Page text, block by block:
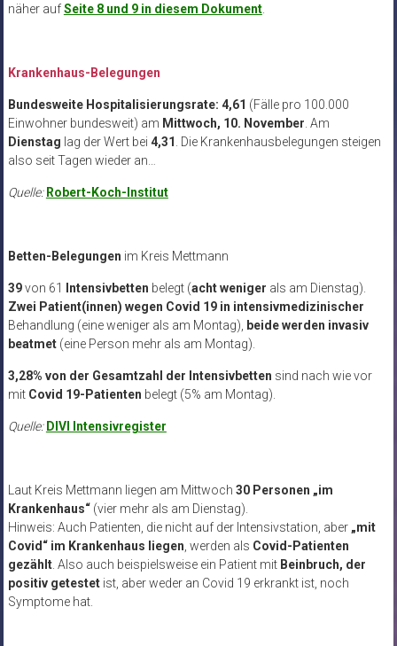
näher aufSeite 8 und 9 in diesem Dokument.
Krankenhaus-Belegungen
Bundesweite Hospitalisierungsrate: 4,61 (Fälle pro 100.000
Einwohner bundesweit) am Mittwoch, 10. November . Am
Dienstag lag der Wert bei 4,31 . Die Krankenhausbelegungen steigen
also seit Tagen wieder an…
Quelle:Robert-Koch-Institut
Betten-Belegungen im Kreis Mettmann
39von 61 Intensivbetten belegt (acht weniger als am Dienstag).
Zwei Patient(innen) wegen Covid 19 in intensivmedizinischer
Behandlung (eine weniger als am Montag), beide werden invasiv
beatmet (eine Person mehr als am Montag).
3,28% von der Gesamtzahl der Intensivbetten sind nach wie vor
mitCovid 19-Patienten belegt (5% am Montag).
Quelle: DIVI Intensivregister
Laut Kreis Mettmann liegen am Mittwoch 30 Personen „im
Krankenhaus“ (vier mehr als am Dienstag).
Hinweis: Auch Patienten, die nicht auf der Intensivstation, aber „mit
Covid“ im Krankenhaus liegen , werden als Covid-Patienten
gezählt. Also auch beispielsweise ein Patient mit Beinbruch, der
positiv getestetist, aber weder an Covid 19 erkrankt ist, noch
Symptome hat.